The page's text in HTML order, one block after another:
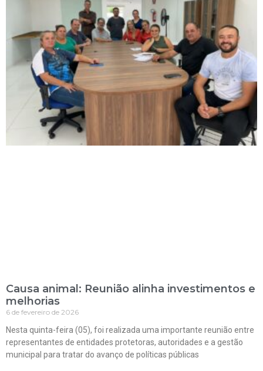
Causa animal: Reunião alinha investimentos e
melhorias
6 de fevereiro de 2026
Nesta quinta-feira (05), foi realizada uma importante reunião entre
representantes de entidades protetoras, autoridades e a gestão
municipal para tratar do avanço de políticas públicas